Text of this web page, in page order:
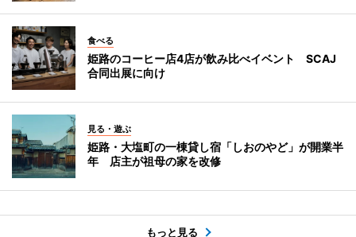
食べる
姫路のコーヒー店4店が飲み比べイベント SCAJ
合同出展に向け
見る・遊ぶ
姫路・大塩町の一棟貸し宿「しおのやど」が開業半
年 店主が祖母の家を改修
もっと見る